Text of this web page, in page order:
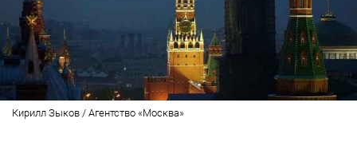
Кирилл Зыков / Агентство «Москва»